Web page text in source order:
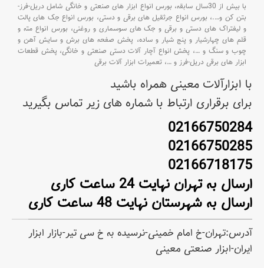
با بیش از 30سال سابقه،
بورس انواع ابزار های صنعتی و خانگی شامل دریل-فرز-
بتن کن و….، بورس انواع جرثقیل های برقی و دستی، بورس انواع جک های پالت
و لیفتراک های دستی و برقی و جک های سوسماری و روغنی، بورس انواع مته و
قلم های چهارشیار و پنج شیار و ساده، پخش صفحه های برش و سایش آهن و
چوب و سنگ و …، پخش انواع آچار آلات دستی صنعتی و خانگی، پخش قطعات
ابزار های برقی دریل-فرز و …، تعمیرات ابزار آلات برقی
با ابزارآلات معینی همراه باشید
برای برقراری ارتباط با شماره های زیر تماس بگیرید
02166750284
02166750285
02166718175
ارسال به تهران نهایت 24 ساعت کاری
ارسال به شهرستان نهایت 48 ساعت کاری
آدرس:تهران-خ امام خمینی-نرسیده به خ سی تیر-بازار ابزار
ایران-ابزار صنعتی معینی